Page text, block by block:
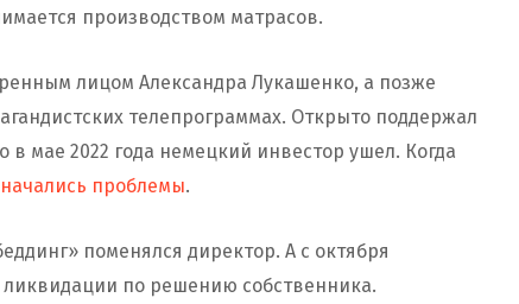
производством матрасов.
лицом Александра Лукашенко, а позже
телепрограммах. Открыто поддержал
в мае 2022 года немецкий инвестор ушел. Когда
проблемы.
поменялся директор. А с октября
по решению собственника.